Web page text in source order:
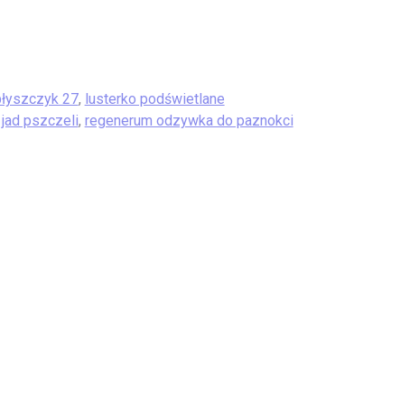
27, lusterko podświetlane
pszczeli, regenerum odzywka do paznokci